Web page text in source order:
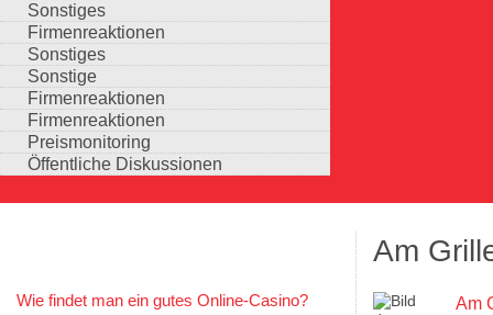
Sonstiges
Firmenreaktionen
Sonstiges
Sonstige
Firmenreaktionen
Firmenreaktionen
Preismonitoring
Öffentliche Diskussionen
Wie findet man ein gutes Online-Casino?
Am
Am